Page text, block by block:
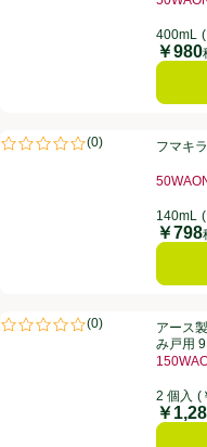
400mL
価格
￥980
フマキラー ワンショット未来
(0)
評価は0件のレビューで5点中
フマキ
140mL
価格
￥798
アース製薬 マモルーム 蚊に
(0)
評価は0件のレビューで5点中
アース
み戸用
2 個入 (
価格
￥